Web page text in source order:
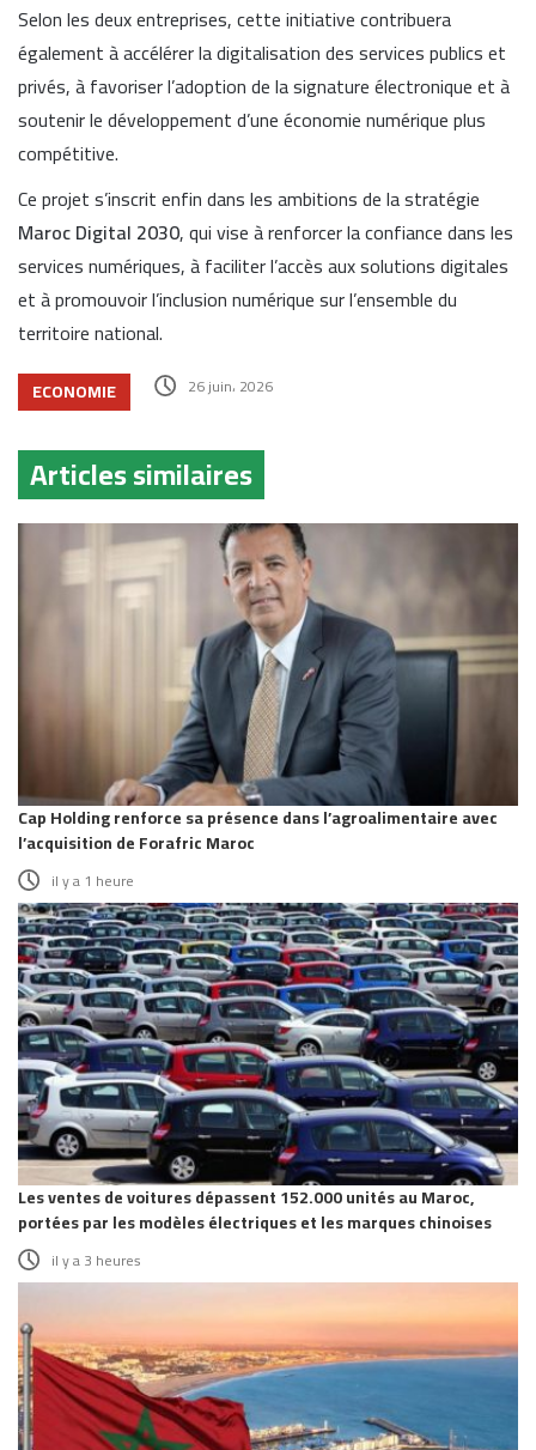
Selon les deux entreprises, cette initiative contribuera
également à accélérer la digitalisation des services publics et
privés, à favoriser l’adoption de la signature électronique et à
soutenir le développement d’une économie numérique plus
compétitive.
Ce projet s’inscrit enfin dans les ambitions de la stratégie
Maroc Digital 2030, qui vise à renforcer la confiance dans les
services numériques, à faciliter l’accès aux solutions digitales
et à promouvoir l’inclusion numérique sur l’ensemble du
territoire national.
ECONOMIE 26 juin، 2026
Articles similaires
Cap Holding renforce sa présence dans l’agroalimentaire avec
l’acquisition de Forafric Maroc
il y a 1 heure
Les ventes de voitures dépassent 152.000 unités au Maroc,
portées par les modèles électriques et les marques chinoises
il y a 3 heures